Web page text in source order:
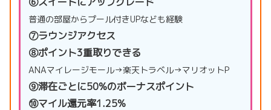
普通の部屋からプール付きUPなども経験
⑦ラウンジアクセス
⑧ポイント3重取りできる
ANAマイレージモール→楽天トラベル→マリオットP
⑨滞在ごとに50%のボーナスポイント
⑩マイル還元率1.25%